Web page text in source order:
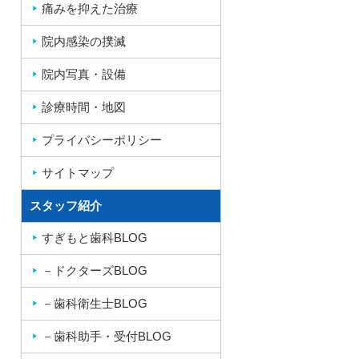
痛みを抑えた治療
院内感染の撲滅
院内写真・設備
診療時間・地図
プライバシーポリシー
サイトマップ
スタッフ紹介
すぎもと歯科BLOG
－ドクターズBLOG
－歯科衛生士BLOG
－歯科助手・受付BLOG